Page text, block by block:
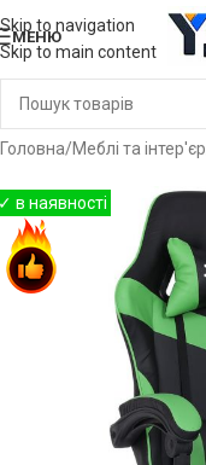
Skip to navigation
Skip to main content
МЕНЮ
Головна/Меблі та інтер'єр